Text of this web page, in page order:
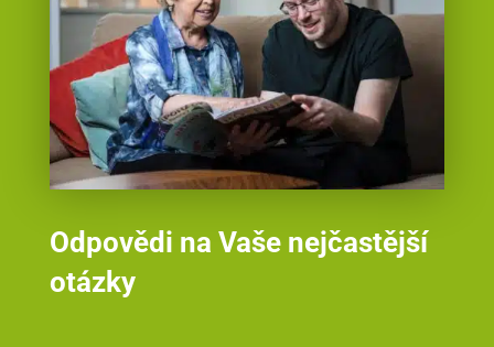
Odpovědi na Vaše nejčastější
otázky